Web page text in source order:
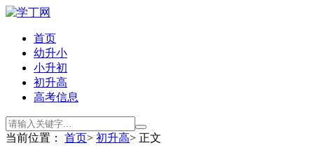
首页
幼升小
小升初
初升高
高考信息
当前位置： 首页> 初升高> 正文